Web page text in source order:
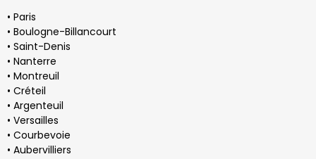
• Paris
• Boulogne-Billancourt
• Saint-Denis
• Nanterre
• Montreuil
• Créteil
• Argenteuil
• Versailles
• Courbevoie
• Aubervilliers